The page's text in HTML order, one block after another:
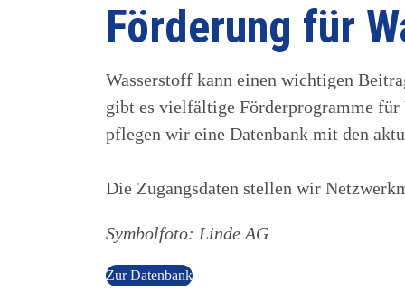
Förderung für
Wasserstoff kann einen wichtigen
gibt es vielfältige Förderprogramme
pflegen wir eine Datenbank mit den
Die Zugangsdaten stellen wir
Symbolfoto: Linde AG
Zur Datenbank